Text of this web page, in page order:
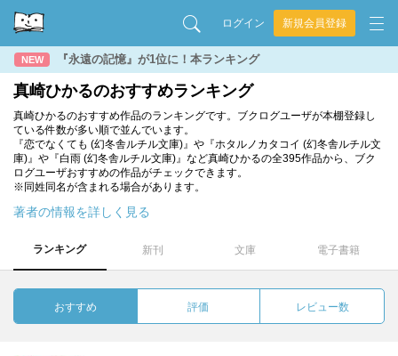
ログイン 新規会員登録
NEW 『永遠の記憶』が1位に！本ランキング
真崎ひかるのおすすめランキング
真崎ひかるのおすすめ作品のランキングです。ブクログユーザが本棚登録し
ている件数が多い順で並んでいます。
『恋でなくても (幻冬舎ルチル文庫)』や『ホタルノカタコイ (幻冬舎ルチル文
庫)』や『白雨 (幻冬舎ルチル文庫)』など真崎ひかるの全395作品から、ブク
ログユーザおすすめの作品がチェックできます。
※同姓同名が含まれる場合があります。
著者の情報を詳しく見る
ランキング 新刊 文庫 電子書籍
おすすめ 評価 レビュー数